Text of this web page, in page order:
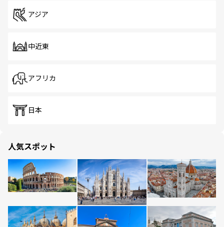
アジア
中近東
アフリカ
日本
人気スポット